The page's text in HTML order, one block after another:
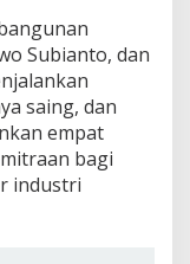
Subianto, dan
saing, dan
empat
bagi
industri